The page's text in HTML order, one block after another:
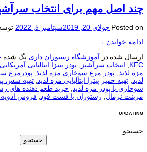
چند اصل مهم برای انتخاب
Posted on جولای 20, 2019 سپتامبر 5, 2022
ادامه خواندن →
ارسال شده در آموزشگاه رستوران داری تگ شده
KFC
انتخاب سرآشپز پودر پیتزا ایتالیایی
مزه لذیذ
پودر مرغ سوخاری مزه لذیذ
پودرمرغ
لذیذ
تهیه خمیر پیتزا ایتالیایی مزه لذیذ تهیه سس
سوخاری با پودر مزه لذیذ
خرید طعم دهنده های
مرینت نرمال
رستوران یا فست فود فروش
UPDATING
جستجو
جستجو